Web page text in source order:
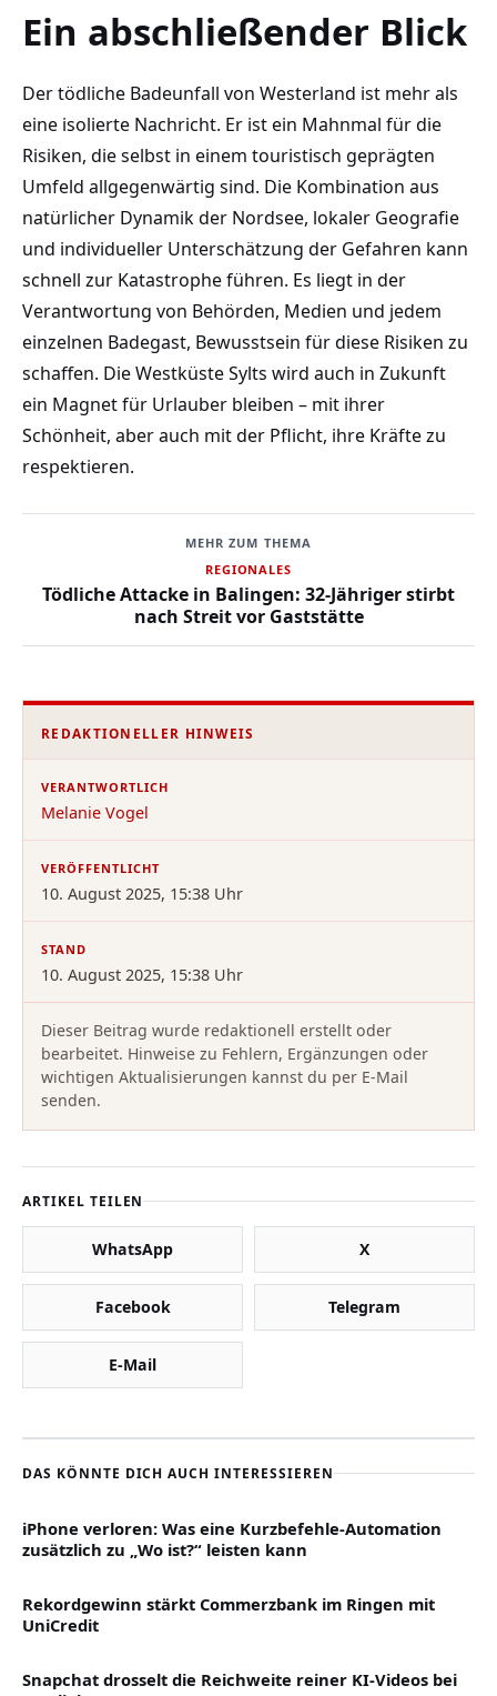
Ein abschließender Blick
Der tödliche Badeunfall von Westerland ist mehr als
eine isolierte Nachricht. Er ist ein Mahnmal für die
Risiken, die selbst in einem touristisch geprägten
Umfeld allgegenwärtig sind. Die Kombination aus
natürlicher Dynamik der Nordsee, lokaler Geografie
und individueller Unterschätzung der Gefahren kann
schnell zur Katastrophe führen. Es liegt in der
Verantwortung von Behörden, Medien und jedem
einzelnen Badegast, Bewusstsein für diese Risiken zu
schaffen. Die Westküste Sylts wird auch in Zukunft
ein Magnet für Urlauber bleiben – mit ihrer
Schönheit, aber auch mit der Pflicht, ihre Kräfte zu
respektieren.
MEHR ZUM THEMA
REGIONALES
Tödliche Attacke in Balingen: 32-Jähriger stirbt
nach Streit vor Gaststätte
REDAKTIONELLER HINWEIS
VERANTWORTLICH
Melanie Vogel
VERÖFFENTLICHT
10. August 2025, 15:38 Uhr
STAND
10. August 2025, 15:38 Uhr
Dieser Beitrag wurde redaktionell erstellt oder
bearbeitet. Hinweise zu Fehlern, Ergänzungen oder
wichtigen Aktualisierungen kannst du per E-Mail
senden.
ARTIKEL TEILEN
WhatsApp X
Facebook Telegram
E-Mail
DAS KÖNNTE DICH AUCH INTERESSIEREN
iPhone verloren: Was eine Kurzbefehle-Automation
zusätzlich zu „Wo ist?“ leisten kann
Rekordgewinn stärkt Commerzbank im Ringen mit
UniCredit
Snapchat drosselt die Reichweite reiner KI-Videos bei